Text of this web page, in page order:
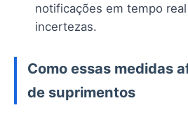
notificações em tempo
incertezas.
Como essas medidas
de suprimentos